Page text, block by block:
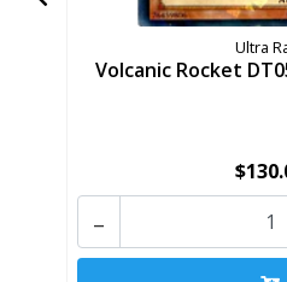
Ultra
Volcanic Rocket
-